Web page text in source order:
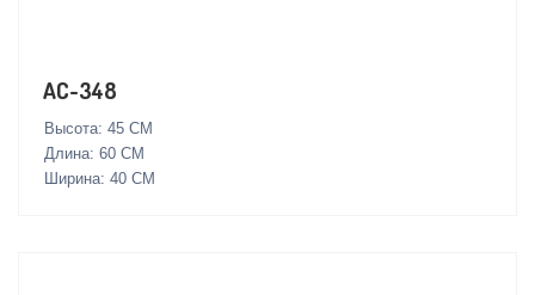
AC-348
Высота: 45 СМ
Длина: 60 СМ
Ширина: 40 СМ